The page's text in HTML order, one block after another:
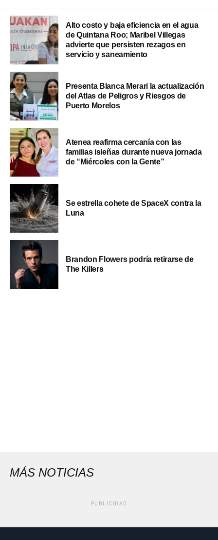
Alto costo y baja eficiencia en el agua
de Quintana Roo; Maribel Villegas
advierte que persisten rezagos en
servicio y saneamiento
Presenta Blanca Merari la actualización
del Atlas de Peligros y Riesgos de
Puerto Morelos
Atenea reafirma cercanía con las
familias isleñas durante nueva jornada
de “Miércoles con la Gente”
Se estrella cohete de SpaceX contra la
Luna
Brandon Flowers podría retirarse de
The Killers
MÁS NOTICIAS
PUBLICIDAD